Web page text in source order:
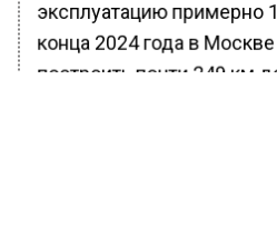
эксплуатацию примерно
конца 2024 года в
построить почти 249 км